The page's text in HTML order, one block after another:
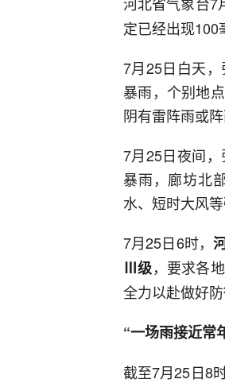
定已经出现100
7月25日白天
暴雨，个别地
阴有雷阵雨或
7月25日夜间
暴雨，廊坊北
水、短时大风等
7月25日6时，
Ⅲ级，要求各
全力以赴做好防
“一场雨接近常
截至7月25日8